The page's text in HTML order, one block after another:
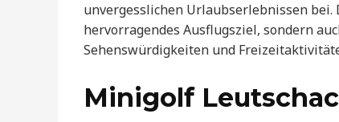
unvergesslichen Urlaubserlebnissen
hervorragendes Ausflugsziel, sondern
Sehenswürdigkeiten und
Minigolf